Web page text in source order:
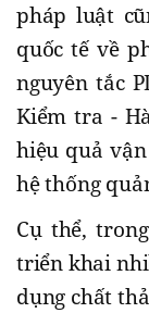
pháp luật
quốc tế về
nguyên tắc
Kiểm tra -
hiệu quả
hệ thống
Cụ thể,
triển khai
dụng chất